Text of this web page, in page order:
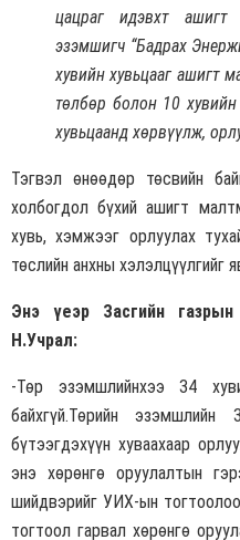
цацраг идэвхт
эзэмшигч “Бадрах
хувийн хувьцааг ашигт
төлбөр болон 10
хувьцаанд хөрвүүлж,
Тэгвэл өнөөдөр төсвийн
холбогдол бүхий ашигт
хувь, хэмжээг орлуулах
төслийн анхны хэлэлцүүлгийг
Энэ үеэр Засгийн
Н.Учрал:
-Төр эзэмшлийнхээ 34
байхгүй.Төрийн
бүтээгдэхүүн хуваахаар
энэ хөрөнгө оруулалтын
шийдвэрийг УИХ-ын
тогтоол гарвал хөрөнгө